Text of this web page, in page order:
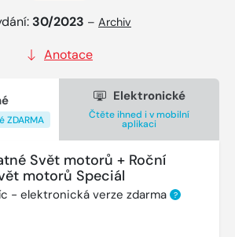
30/2023 – Archiv
Anotace
ZDARMA
Elektronické
Čtěte ihned i v mobilní
aplikaci
Svět motorů + Roční
motorů Speciál
- elektronická verze zdarma ?